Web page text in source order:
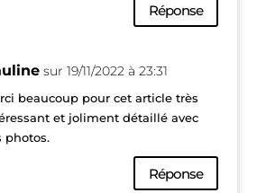
Réponse
sur 19/11/2022 à 23:31
beaucoup pour cet article très
et joliment détaillé avec
photos.
Réponse